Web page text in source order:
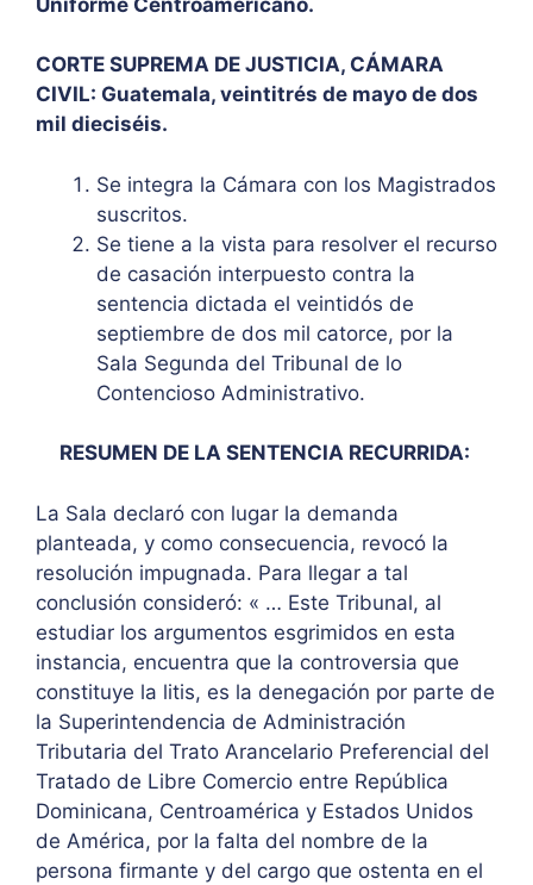
CORTE SUPREMA DE JUSTICIA, CÁMARA
CIVIL: Guatemala, veintitrés de mayo de dos
mil dieciséis.
Se integra la Cámara con los Magistrados
suscritos.
Se tiene a la vista para resolver el recurso
de casación interpuesto contra la
sentencia dictada el veintidós de
septiembre de dos mil catorce, por la
Sala Segunda del Tribunal de lo
Contencioso Administrativo.
RESUMEN DE LA SENTENCIA RECURRIDA:
La Sala declaró con lugar la demanda
planteada, y como consecuencia, revocó la
resolución impugnada. Para llegar a tal
conclusión consideró: « … Este Tribunal, al
estudiar los argumentos esgrimidos en esta
instancia, encuentra que la controversia que
constituye la litis, es la denegación por parte de
la Superintendencia de Administración
Tributaria del Trato Arancelario Preferencial del
Tratado de Libre Comercio entre República
Dominicana, Centroamérica y Estados Unidos
de América, por la falta del nombre de la
persona firmante y del cargo que ostenta en el